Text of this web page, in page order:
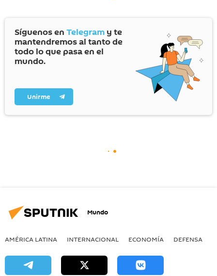
Síguenos en Telegram y te
mantendremos al tanto de
todo lo que pasa en el
mundo.
Unirme
Mundo
AMÉRICA LATINA INTERNACIONAL ECONOMÍA DEFENSA